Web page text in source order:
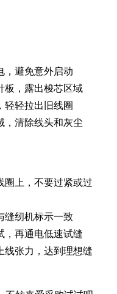
，避免意外启动
板，露出梭芯区域
轻轻拉出旧线圈
，清除线头和灰尘
圈上，不要过紧或过
缝纫机标示一致
，再通电低速试缝
线张力，达到理想缝